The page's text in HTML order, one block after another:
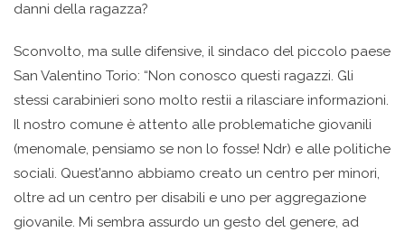
danni della ragazza?
Sconvolto, ma sulle difensive, il sindaco del piccolo paese
San Valentino Torio: “Non conosco questi ragazzi. Gli
stessi carabinieri sono molto restii a rilasciare informazioni.
Il nostro comune è attento alle problematiche giovanili
(menomale, pensiamo se non lo fosse! Ndr) e alle politiche
sociali. Quest’anno abbiamo creato un centro per minori,
oltre ad un centro per disabili e uno per aggregazione
giovanile. Mi sembra assurdo un gesto del genere, ad